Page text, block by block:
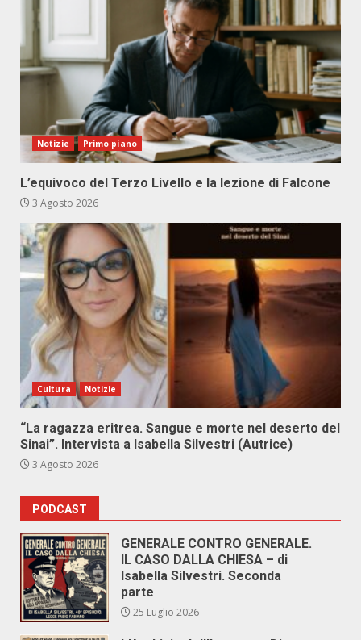
Notizie Primo piano
L’equivoco del Terzo Livello e la lezione di Falcone
3 Agosto 2026
Cultura Notizie
“La ragazza eritrea. Sangue e morte nel deserto del
Sinai”. Intervista a Isabella Silvestri (Autrice)
3 Agosto 2026
PODCAST
GENERALE CONTRO GENERALE.
IL CASO DALLA CHIESA – di
Isabella Silvestri. Seconda
parte
25 Luglio 2026